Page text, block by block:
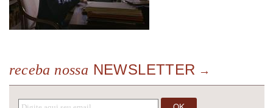
receba nossa NEWSLETTER